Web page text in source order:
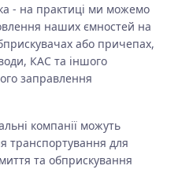
- на практиці ми можемо
наших ємностей на
або причепах,
КАС та іншого
заправлення
компанії можуть
транспортування для
та обприскування